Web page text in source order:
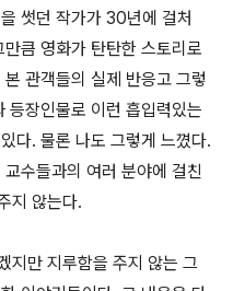
썻던 작가가 30년에 걸처
큼 영화가 탄탄한 스토리로
관객들의 실제 반응고 그렇
등장인물로 이런 흡입력있는
다. 물론 나도 그렇게 느꼈다.
수들과의 여러 분야에 걸친
지 않는다.
지만 지루함을 주지 않는 그